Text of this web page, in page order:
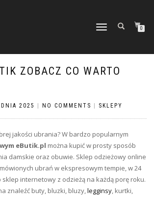
TOGGLE
0
ZOBACZ CO WARTO
2025 NO COMMENTS SKLEPY
jakości ubrania? W bardzo popularnym
eButik.pl można kupić w prosty sposób
damskie oraz obuwie. Sklep odzieżowy online
ubrań w ekspresowym tempie, w 24
sklep internetowy z odzieżą na każdą porę roku.
znaleźć buty, bluzki, bluzy,legginsy, kurtki,